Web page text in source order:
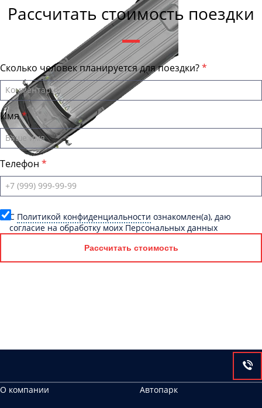
Рассчитать стоимость поездки
Сколько человек планируется для поездки?
Имя
Телефон
C Политикой конфиденциальности ознакомлен(а), даю
согласие на обработку моих Персональных данных
Рассчитать стоимость
О компании
Автопарк